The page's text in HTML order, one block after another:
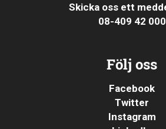
Skicka oss ett
08-409 42 000
Följ oss
Facebook
Twitter
Instagram